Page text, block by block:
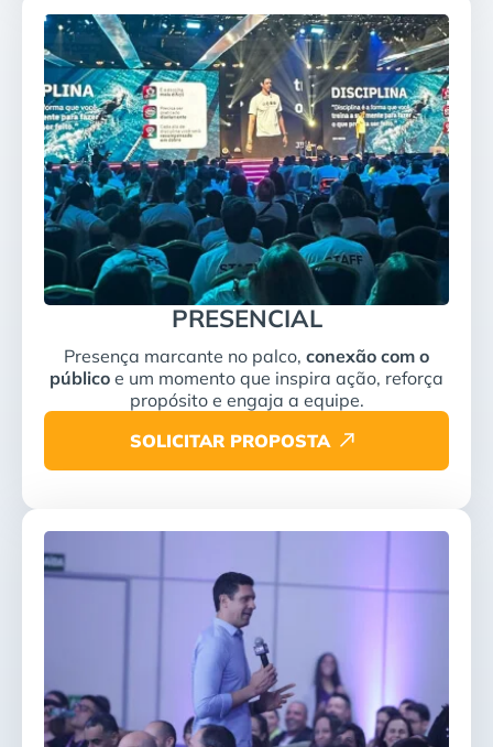
PRESENCIAL
Presença marcante no palco, conexão com o
público e um momento que inspira ação, reforça
propósito e engaja a equipe.
SOLICITAR PROPOSTA